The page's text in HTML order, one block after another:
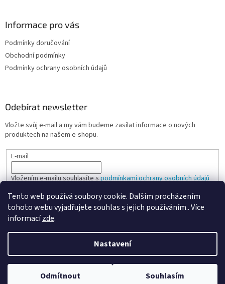
Tento web používá soubory cookie. Dalším procházením
tohoto webu vyjadřujete souhlas s jejich používáním.. Více
informacízde.
Nastavení
Odmítnout Souhlasím
Informace pro vás
Podmínky doručování
Obchodní podmínky
Podmínky ochrany osobních údajů
Odebírat newsletter
Vložte svůj e-mail a my vám budeme zasílat informace o nových
produktech na našem e-shopu.
E-mail
Vložením e-mailu souhlasíte spodmínkami ochrany osobních údajů
PŘIHLÁSIT SE
Vytvořil Shoptet
Copyright 2026Spokojená kancelář . Všechna práva vyhrazena.